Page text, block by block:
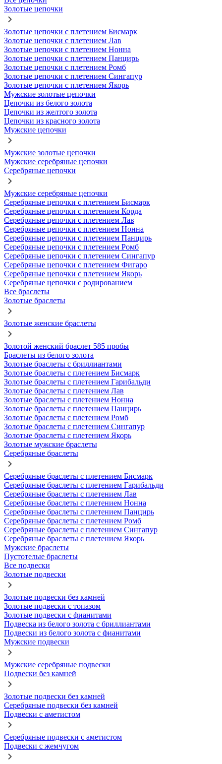
Золотые цепочки
Золотые цепочки с плетением Бисмарк
Золотые цепочки с плетением Лав
Золотые цепочки с плетением Нонна
Золотые цепочки с плетением Панцирь
Золотые цепочки с плетением Ромб
Золотые цепочки с плетением Сингапур
Золотые цепочки с плетением Якорь
Мужские золотые цепочки
Цепочки из белого золота
Цепочки из желтого золота
Цепочки из красного золота
Мужские цепочки
Мужские золотые цепочки
Мужские серебряные цепочки
Серебряные цепочки
Мужские серебряные цепочки
Серебряные цепочки с плетением Бисмарк
Серебряные цепочки с плетением Корда
Серебряные цепочки с плетением Лав
Серебряные цепочки с плетением Нонна
Серебряные цепочки с плетением Панцирь
Серебряные цепочки с плетением Ромб
Серебряные цепочки с плетением Сингапур
Серебряные цепочки с плетением Фигаро
Серебряные цепочки с плетением Якорь
Серебряные цепочки с родированием
Все браслеты
Золотые браслеты
Золотые женские браслеты
Золотой женский браслет 585 пробы
Браслеты из белого золота
Золотые браслеты с бриллиантами
Золотые браслеты с плетением Бисмарк
Золотые браслеты с плетением Гарибальди
Золотые браслеты с плетением Лав
Золотые браслеты с плетением Нонна
Золотые браслеты с плетением Панцирь
Золотые браслеты с плетением Ромб
Золотые браслеты с плетением Сингапур
Золотые браслеты с плетением Якорь
Золотые мужские браслеты
Серебряные браслеты
Серебряные браслеты с плетением Бисмарк
Серебряные браслеты с плетением Гарибальди
Серебряные браслеты с плетением Лав
Серебряные браслеты с плетением Нонна
Серебряные браслеты с плетением Панцирь
Серебряные браслеты с плетением Ромб
Серебряные браслеты с плетением Сингапур
Серебряные браслеты с плетением Якорь
Мужские браслеты
Пустотелые браслеты
Все подвески
Золотые подвески
Золотые подвески без камней
Золотые подвески с топазом
Золотые подвески с фианитами
Подвеска из белого золота с бриллиантами
Подвески из белого золота с фианитами
Мужские подвески
Мужские серебряные подвески
Подвески без камней
Золотые подвески без камней
Серебряные подвески без камней
Подвески с аметистом
Серебряные подвески с аметистом
Подвески с жемчугом